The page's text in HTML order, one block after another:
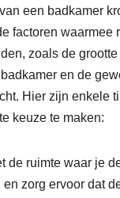
een badkamer
factoren waarmee
zoals de
en de
Hier zijn enkele
keuze te maken:
de ruimte waar je
zorg ervoor dat